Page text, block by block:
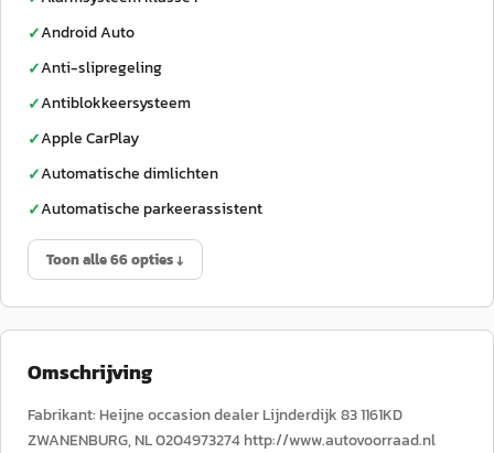
✓Android Auto
✓Anti-slipregeling
✓Antiblokkeersysteem
✓Apple CarPlay
✓Automatische dimlichten
✓Automatische parkeerassistent
Toon alle 66 opties ↓
Omschrijving
Fabrikant: Heijne occasion dealer Lijnderdijk 83 1161KD
ZWANENBURG, NL 0204973274 http://www.autovoorraad.nl